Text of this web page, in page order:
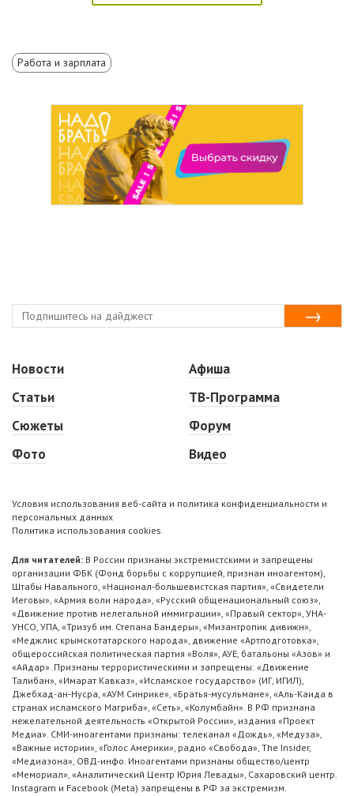
Работа и зарплата
Новости
Статьи
Сюжеты
Фото
Афиша
ТВ-Программа
Форум
Видео
Условия использования веб-сайта и политика конфиденциальности и
персональных данных
Политика использования cookies
Для читателей: В России признаны экстремистскими и запрещены
организации ФБК (Фонд борьбы с коррупцией, признан иноагентом),
Штабы Навального, «Национал-большевистская партия», «Свидетели
Иеговы», «Армия воли народа», «Русский общенациональный союз»,
«Движение против нелегальной иммиграции», «Правый сектор», УНА-
УНСО, УПА, «Тризуб им. Степана Бандеры», «Мизантропик дивижн»,
«Меджлис крымскотатарского народа», движение «Артподготовка»,
общероссийская политическая партия «Воля», АУЕ, батальоны «Азов» и
«Айдар». Признаны террористическими и запрещены: «Движение
Талибан», «Имарат Кавказ», «Исламское государство» (ИГ, ИГИЛ),
Джебхад-ан-Нусра, «АУМ Синрике», «Братья-мусульмане», «Аль-Каида в
странах исламского Магриба», «Сеть», «Колумбайн». В РФ признана
нежелательной деятельность «Открытой России», издания «Проект
Медиа». СМИ-иноагентами признаны: телеканал «Дождь», «Медуза»,
«Важные истории», «Голос Америки», радио «Свобода», The Insider,
«Медиазона», ОВД-инфо. Иноагентами признаны общество/центр
«Мемориал», «Аналитический Центр Юрия Левады», Сахаровский центр.
Instagram и Facebook (Metа) запрещены в РФ за экстремизм.